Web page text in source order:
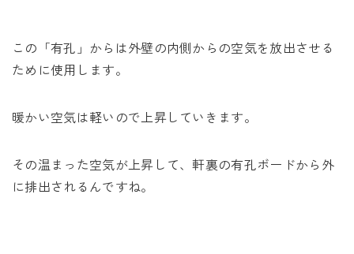
この「有孔」からは外壁の内側からの空気を放出させる
ために使用します。
暖かい空気は軽いので上昇していきます。
その温まった空気が上昇して、軒裏の有孔ボードから外
に排出されるんですね。